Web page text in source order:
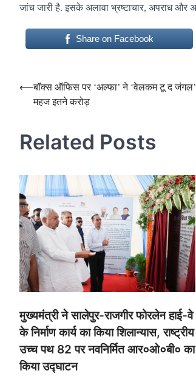
जांच जारी है. इसके अलावा भ्रष्टाचार, अपराध और
Share on Facebook
Post
navigation
⟵बॉक्स ऑफिस पर ‘अल्फा’ ने ‘वेलकम टू द जंगल’
महज इतने करोड़
Related Posts
मुख्यमंत्री ने सालेपुर-राजगीर फोरलेन हाई-वे
के निर्माण कार्य का किया शिलान्यास, राष्ट्रीय
उच्च पथ 82 पर नवनिर्मित आर०ओ०बी० का
किया उद्घाटन